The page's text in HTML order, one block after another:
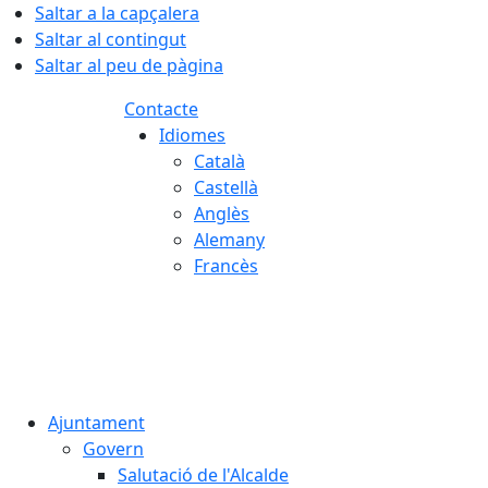
Saltar a la capçalera
Saltar al contingut
Saltar al peu de pàgina
Contacte
Idiomes
Català
Castellà
Anglès
Alemany
Francès
Ajuntament
Govern
Salutació de l'Alcalde